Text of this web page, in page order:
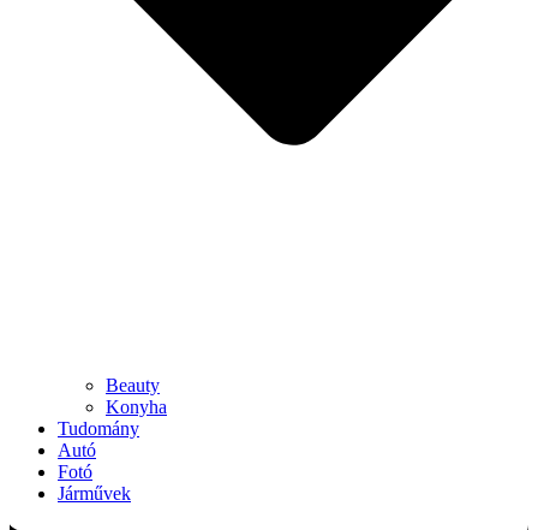
Beauty
Konyha
Tudomány
Autó
Fotó
Járművek